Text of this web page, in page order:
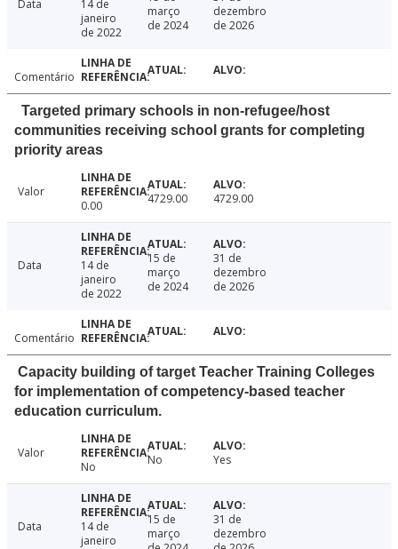
Data
14 de
janeiro
de 2022
março
de 2024
dezembro
de 2026
Comentário
Targeted primary schools in non-refugee/host
communities receiving school grants for completing
priority areas
Valor
0.00
4729.00 4729.00
Data
14 de
janeiro
de 2022
15 de
março
de 2024
31 de
dezembro
de 2026
Comentário
Capacity building of target Teacher Training Colleges
for implementation of competency-based teacher
education curriculum.
Valor
No
No Yes
Data
14 de
janeiro
15 de
março
31 de
dezembro